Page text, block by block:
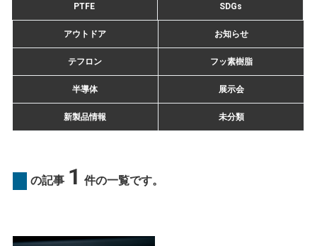
PTFE SDGs
アウトドア お知らせ
テフロン フッ素樹脂
半導体 展示会
新製品情報 未分類
の記事 1 件の一覧です。